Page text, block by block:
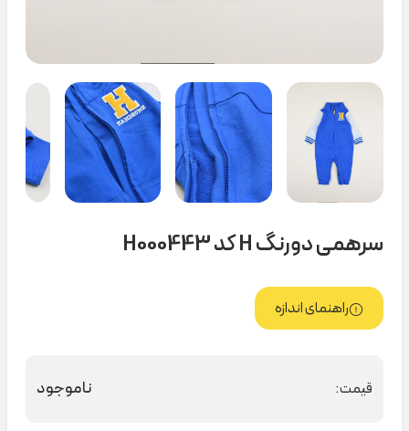
سرهمی دورنگ H کد H000443
راهنمای اندازه
قیمت: ناموجود